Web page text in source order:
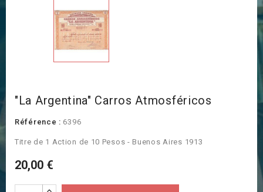
"La Argentina" Carros Atmosféricos
Référence : 6396
Titre de 1 Action de 10 Pesos - Buenos Aires 1913
20,00 €